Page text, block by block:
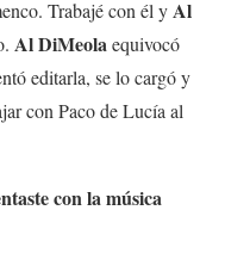
Trabajé con él yAl
Al DiMeolaequivocó
editarla, se lo cargó y
con Paco de Lucía al
con la música